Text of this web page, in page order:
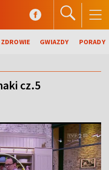
ZDROWIE GWIAZDY PORADY
cz.5